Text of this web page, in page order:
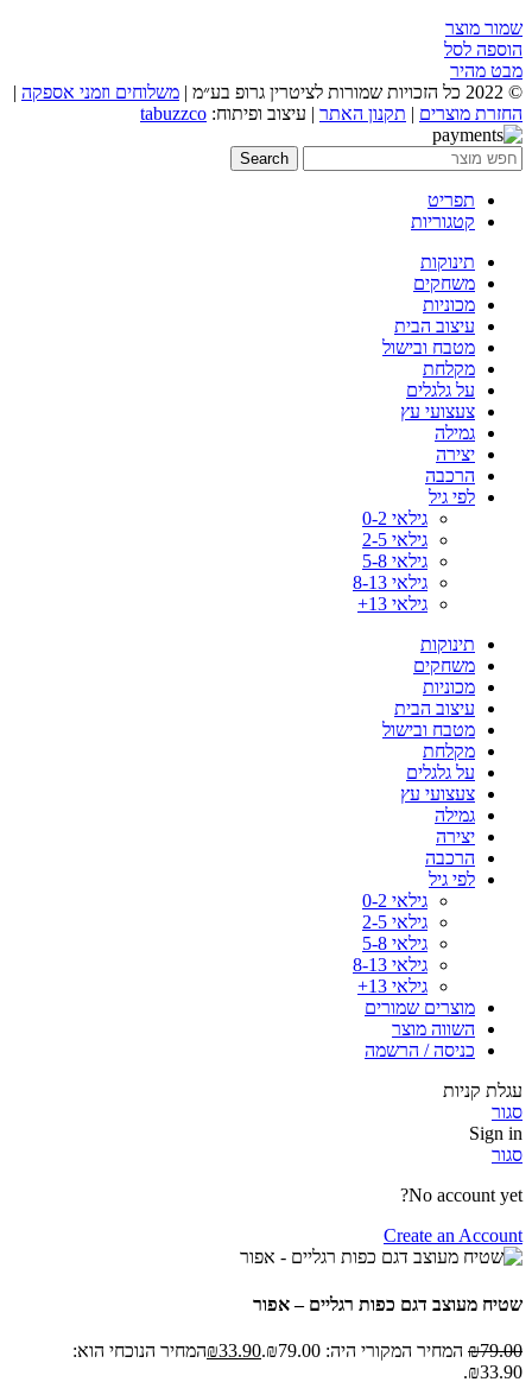
שמור מוצר
הוספה לסל
מבט מהיר
© 2022 כל הזכויות שמורות לציטרין גרופ בע״מ |
משלוחים וזמני אספקה |
החזרת מוצרים | תקנון האתר | עיצוב ופיתוח: tabuzzco
Search
תפריט
קטגוריות
תינוקות
משחקים
מכוניות
עיצוב הבית
מטבח ובישול
מקלחת
על גלגלים
צעצועי עץ
גמילה
יצירה
הרכבה
לפי גיל
גילאי 0-2
גילאי 2-5
גילאי 5-8
גילאי 8-13
גילאי 13+
תינוקות
משחקים
מכוניות
עיצוב הבית
מטבח ובישול
מקלחת
על גלגלים
צעצועי עץ
גמילה
יצירה
הרכבה
לפי גיל
גילאי 0-2
גילאי 2-5
גילאי 5-8
גילאי 8-13
גילאי 13+
מוצרים שמורים
השווה מוצר
כניסה / הרשמה
עגלת קניות
סגור
Sign in
סגור
No account yet?
Create an Account
שטיח מעוצב דגם כפות רגליים – אפור
₪79.00 המחיר המקורי היה: ₪79.00. ₪33.90
המחיר הנוכחי הוא:
₪33.90.